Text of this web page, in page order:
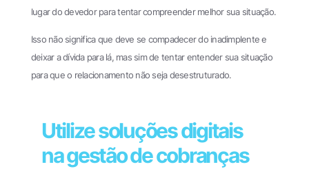
lugar do devedor para tentar compreender melhor sua situação.
Isso não significa que deve se compadecer do inadimplente e
deixar a dívida para lá, mas sim de tentar entender sua situação
para que o relacionamento não seja desestruturado.
Utilize soluções digitais
na gestão de cobranças